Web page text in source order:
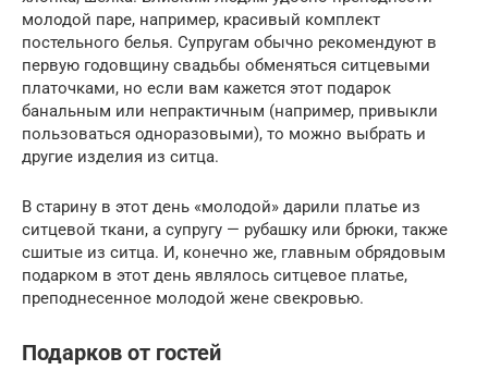
молодой паре, например, красивый комплект
постельного белья. Супругам обычно рекомендуют в
первую годовщину свадьбы обменяться ситцевыми
платочками, но если вам кажется этот подарок
банальным или непрактичным (например, привыкли
пользоваться одноразовыми), то можно выбрать и
другие изделия из ситца.
В старину в этот день «молодой» дарили платье из
ситцевой ткани, а супругу — рубашку или брюки, также
сшитые из ситца. И, конечно же, главным обрядовым
подарком в этот день являлось ситцевое платье,
преподнесенное молодой жене свекровью.
Подарков от гостей